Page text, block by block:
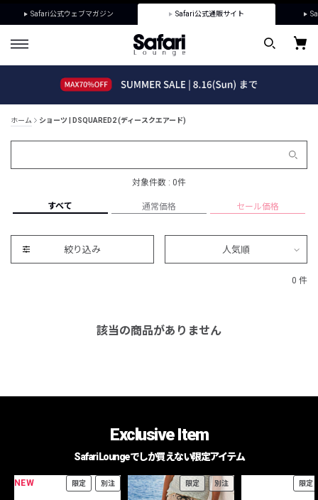
Safari公式ウェブマガジン Safari公式通販サイト
ホーム ショーツ | DSQUARED2 (ディースクエアード)
対象件数 : 0件
すべて 通常価格 セール価格
絞り込み 人気順
0 件
該当の商品がありません
Exclusive Item
Safari Loungeでしか買えない限定アイテム
NEW 限定 別注 限定 別注 限定